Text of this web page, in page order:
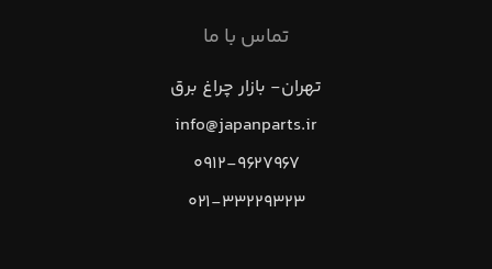
تماس با ما
تهران- بازار چراغ برق
info@japanparts.ir
۰۹۱۲-۹۶۲۷۹۶۷
۰۲۱-۳۳۲۲۹۳۲۳